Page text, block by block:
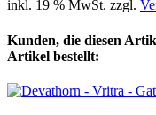
inkl. 19 % MwSt. zzgl.
Kunden, die diesen
Artikel bestellt: